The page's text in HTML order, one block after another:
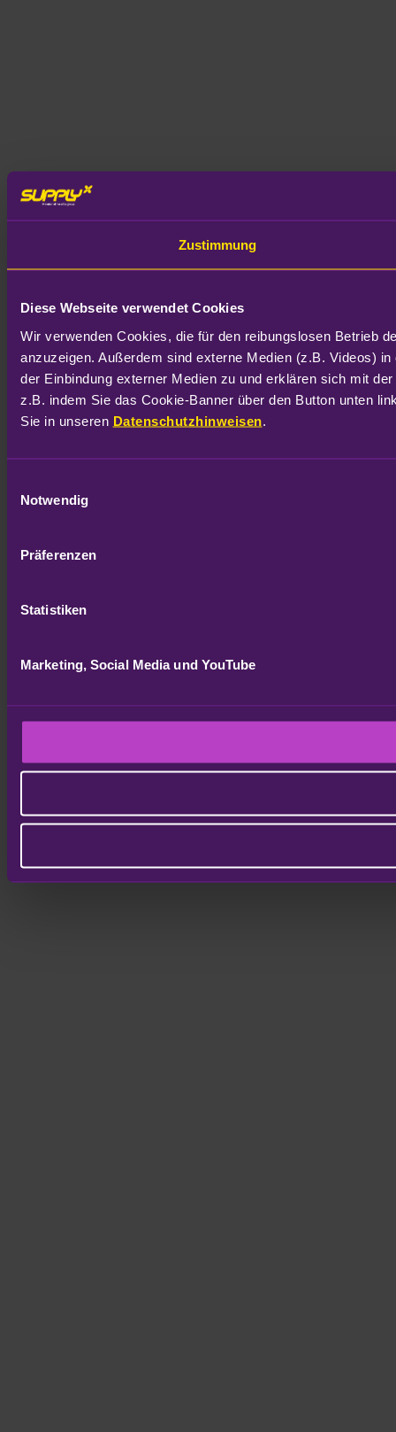
Zustimmung
Diese Webseite verwendet Cookies
Wir verwenden Cookies, die für den reibungslosen Betrieb
anzuzeigen. Außerdem sind externe Medien (z.B. Videos)
der Einbindung externer Medien zu und erklären sich mit
z.B. indem Sie das Cookie-Banner über den Button unten
Sie in unseren Datenschutzhinweisen
Notwendig
Präferenzen
Statistiken
Marketing, Social Media und YouTube